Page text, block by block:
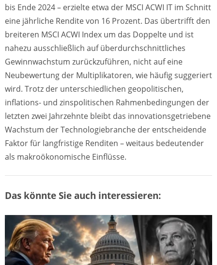
bis Ende 2024 – erzielte etwa der MSCI ACWI IT im Schnitt
eine jährliche Rendite von 16 Prozent. Das übertrifft den
breiteren MSCI ACWI Index um das Doppelte und ist
nahezu ausschließlich auf überdurchschnittliches
Gewinnwachstum zurückzuführen, nicht auf eine
Neubewertung der Multiplikatoren, wie häufig suggeriert
wird. Trotz der unterschiedlichen geopolitischen,
inflations- und zinspolitischen Rahmenbedingungen der
letzten zwei Jahrzehnte bleibt das innovationsgetriebene
Wachstum der Technologiebranche der entscheidende
Faktor für langfristige Renditen – weitaus bedeutender
als makroökonomische Einflüsse.
Das könnte Sie auch interessieren: